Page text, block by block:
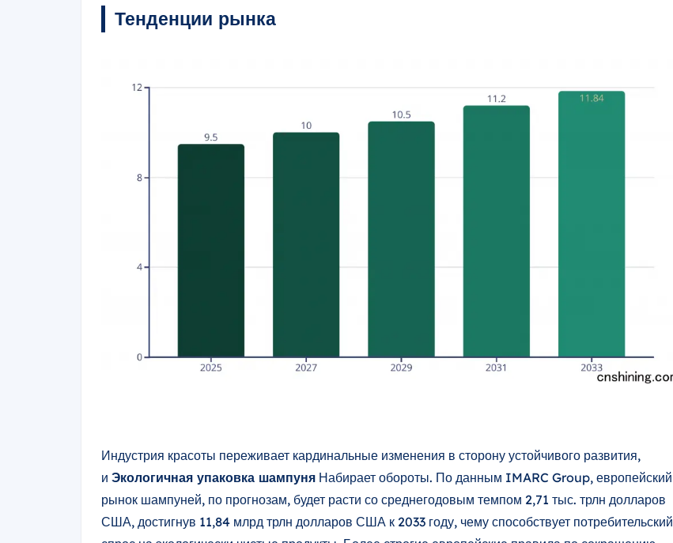
Тенденции рынка
Индустрия красоты переживает кардинальные изменения в сторону устойчивого развития,
и Экологичная упаковка шампуня Набирает обороты. По данным IMARC Group, европейский
рынок шампуней, по прогнозам, будет расти со среднегодовым темпом 2,71 тыс. трлн долларов
США, достигнув 11,84 млрд трлн долларов США к 2033 году, чему способствует потребительский